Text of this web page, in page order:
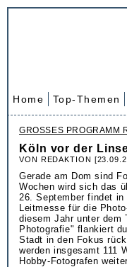
Home Top-Themen
GROSSES PROGRAMM
Köln vor der
VON REDAKTION
Gerade am Dom sind
Wochen wird sich das
26. September findet
Leitmesse für die
diesem Jahr unter dem
Photografie" flankiert
Stadt in den Fokus
werden insgesamt 111
Hobby-Fotografen